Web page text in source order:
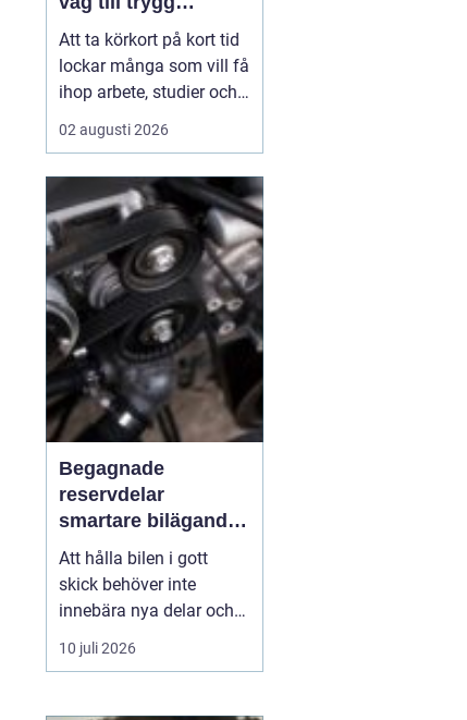
körning
Att ta körkort på kort tid
lockar många som vill få
ihop arbete, studier och
vardag utan att dra ut på
processen i flera
intensivkurs körkort
Falkenberg geren tydlig
struktur,...
02 augusti 2026
Begagnade
reservdelar
smartare bilägande
för plånbok och
miljö
Att hålla bilen i gott
skick behöver inte
innebära nya delar och
höga kostnader. Allt fler
bilägare ser
reservdelarbåde
10 juli 2026